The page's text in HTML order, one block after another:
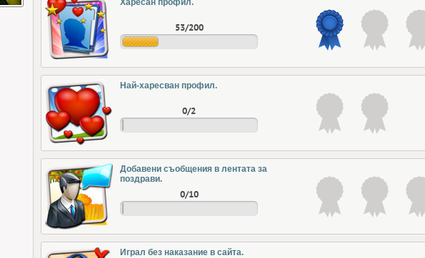
Харесан профил.
53/200
Най-харесван профил.
0/2
Добавени съобщения в лентата за
поздрави.
0/10
Играл без наказание в сайта.